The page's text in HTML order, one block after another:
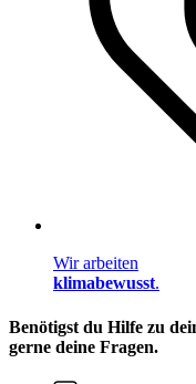
Wir arbeiten
klimabewusst.
Benötigst du Hilfe zu
gerne deine Fragen.